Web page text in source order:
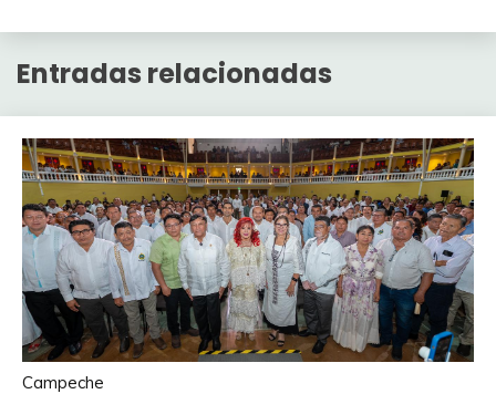
Entradas relacionadas
Campeche